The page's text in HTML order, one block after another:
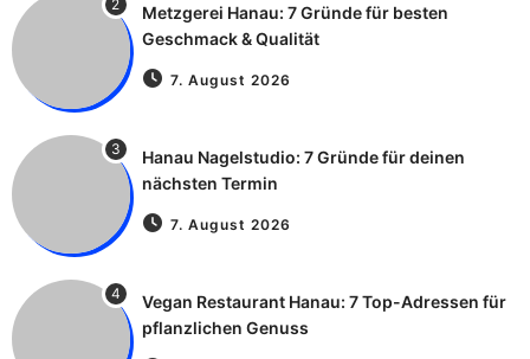
2
Metzgerei Hanau: 7 Gründe für besten
Geschmack & Qualität
7. August 2026
3
Hanau Nagelstudio: 7 Gründe für deinen
nächsten Termin
7. August 2026
4
Vegan Restaurant Hanau: 7 Top-Adressen für
pflanzlichen Genuss